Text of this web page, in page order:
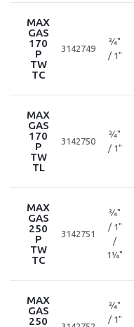
MAX
GAS
170
P
TW
TC
3142749
¾"
/ 1"
MAX
GAS
170
P
TW
TL
3142750
¾"
/ 1"
MAX
GAS
250
P
TW
TC
3142751
¾"
/ 1"
/
1¼"
MAX
GAS
250
¾"
/ 1"